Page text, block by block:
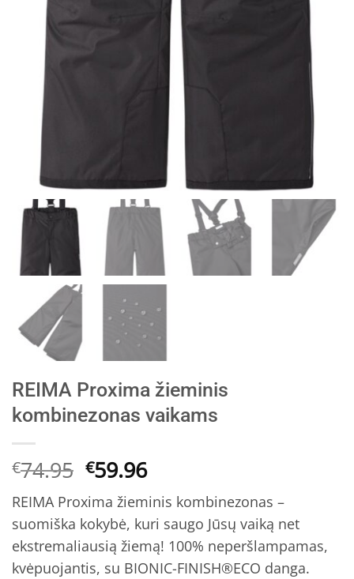
REIMA Proxima žieminis
kombinezonas vaikams
€74.95 Original
price
was:
€74.95.
€59.96Current
price
is:
€59.96.
REIMA Proxima žieminis kombinezonas –
suomiška kokybė, kuri saugo Jūsų vaiką net
ekstremaliausią žiemą! 100% neperšlampamas,
kvėpuojantis, su BIONIC-FINISH®ECO danga.